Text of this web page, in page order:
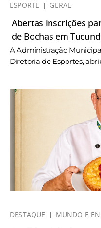
ESPORTE GERAL
Abertas inscrições
de Bochas em
A Administração
Diretoria de Esportes,
DESTAQUE MUNDO E